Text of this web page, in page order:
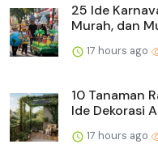
25 Ide
Murah, dan
17 hours ago
10 Tanaman
Ide Dekorasi
17 hours ago